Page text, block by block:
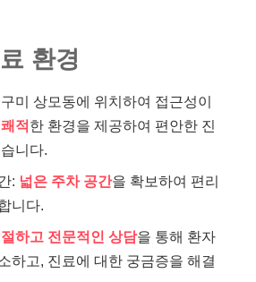
환경
미 상모동에 위치하여 접근성이
적한 환경을 제공하여 편안한 진
니다.
: 넓은 주차 공간을 확보하여 편리
니다.
하고 전문적인 상담을 통해 환자
하고, 진료에 대한 궁금증을 해결